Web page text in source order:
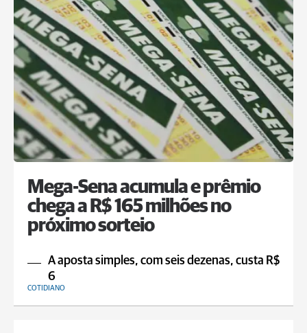
Mega-Sena acumula e prêmio
chega a R$ 165 milhões no
próximo sorteio
A aposta simples, com seis dezenas, custa R$
6
COTIDIANO